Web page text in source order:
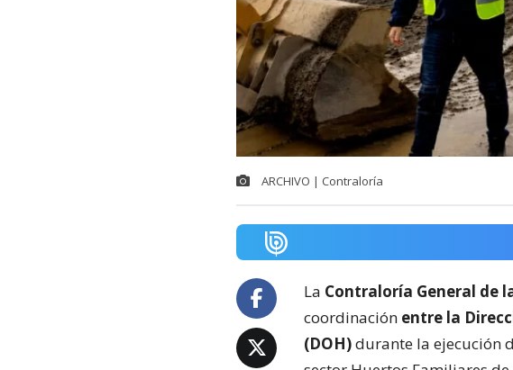
ARCHIVO | Contraloría
La Contraloría General de
coordinación entre la
(DOH)durante la ejecución